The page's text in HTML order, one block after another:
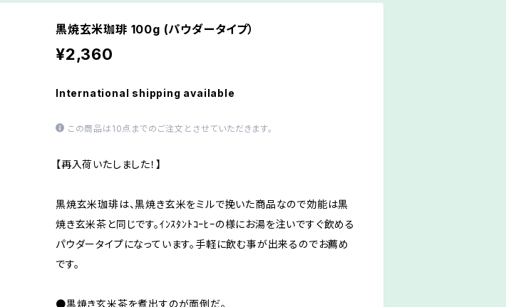
黒焼玄米珈琲 100g (パウダータイプ）
¥2,360
International shipping available
この商品は10点までのご注文とさせていただきます。
【再入荷いたしました！】
黒焼玄米珈琲は、黒焼き玄米をミルで挽いた商品なので効能は黒
焼き玄米茶と同じです。ｲﾝｽﾀﾝﾄｺｰﾋｰの様にお湯を注いですぐ飲める
パウダータイプになっています。手軽に飲む事が出来るのでお薦め
です。
●黒焼き玄米茶を煮出すのが面倒だ。